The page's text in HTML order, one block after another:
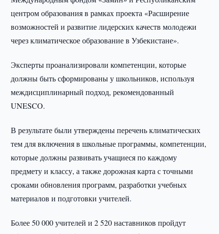
центром образования в рамках проекта «Расширение
возможностей и развитие лидерских качеств молодежи
через климатическое образование в Узбекистане».
Эксперты проанализировали компетенции, которые
должны быть сформированы у школьников, используя
междисциплинарный подход, рекомендованный
UNESCO.
В результате были утверждены перечень климатических
тем для включения в школьные программы, компетенции,
которые должны развивать учащиеся по каждому
предмету и классу, а также дорожная карта с точными
сроками обновления программ, разработки учебных
материалов и подготовки учителей.
Более 50 000 учителей и 2 520 наставников пройдут